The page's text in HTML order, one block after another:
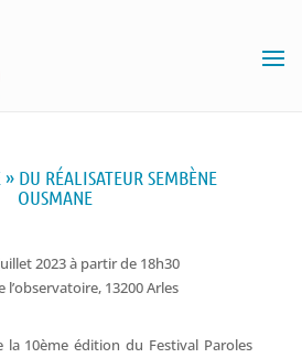
DU RÉALISATEUR SEMBÈNE
OUSMANE
2023 à partir de 18h30
l’observatoire, 13200 Arles
la 10ème édition du Festival Paroles